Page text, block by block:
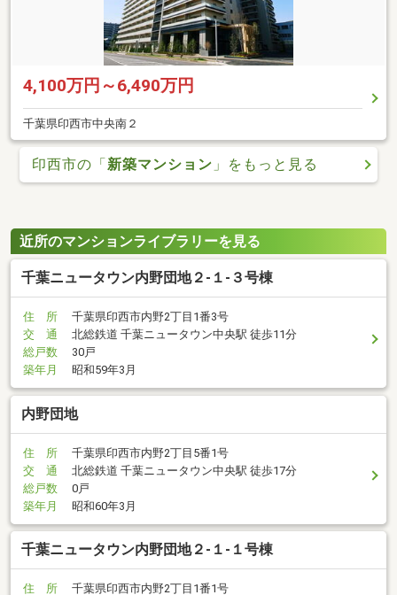
4,100万円～6,490万円
千葉県印西市中央南２
印西市の「 新築マンション 」をもっと見る
近所のマンションライブラリーを見る
千葉ニュータウン内野団地２-１-３号棟
住 所
千葉県印西市内野2丁目1番3号
交 通
北総鉄道 千葉ニュータウン中央駅 徒歩11分
総戸数
30戸
築年月
昭和59年3月
内野団地
住 所
千葉県印西市内野2丁目5番1号
交 通
北総鉄道 千葉ニュータウン中央駅 徒歩17分
総戸数
0戸
築年月
昭和60年3月
千葉ニュータウン内野団地２-１-１号棟
住 所
千葉県印西市内野2丁目1番1号